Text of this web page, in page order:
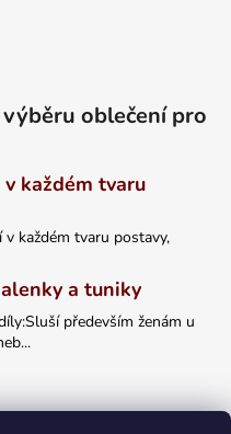
oblečení pro
každém tvaru
každém tvaru postavy,
a tuniky
především ženám u